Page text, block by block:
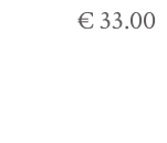
€ 33.00